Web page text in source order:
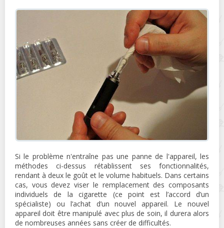
Si le problème n'entraîne pas une panne de l'appareil, les
méthodes ci-dessus rétablissent ses fonctionnalités,
rendant à deux le goût et le volume habituels. Dans certains
cas, vous devez viser le remplacement des composants
individuels de la cigarette (ce point est l’accord d’un
spécialiste) ou l’achat d’un nouvel appareil. Le nouvel
appareil doit être manipulé avec plus de soin, il durera alors
de nombreuses années sans créer de difficultés.